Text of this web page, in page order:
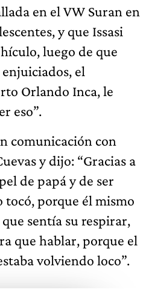
en el VW Suran en
y que Issasi
luego de que
el
Orlando Inca, le
eso”.
comunicación con
y dijo: “Gracias a
de papá y de ser
tocó, porque él mismo
sentía su respirar,
que hablar, porque el
volviendo loco”.